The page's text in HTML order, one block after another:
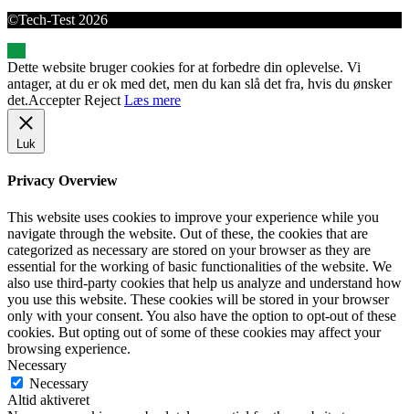
©Tech-Test 2026
Dette website bruger cookies for at forbedre din oplevelse. Vi
antager, at du er ok med det, men du kan slå det fra, hvis du ønsker
det.Accepter Reject Læs mere
Luk
Privacy Overview
This website uses cookies to improve your experience while you
navigate through the website. Out of these, the cookies that are
categorized as necessary are stored on your browser as they are
essential for the working of basic functionalities of the website. We
also use third-party cookies that help us analyze and understand how
you use this website. These cookies will be stored in your browser
only with your consent. You also have the option to opt-out of these
cookies. But opting out of some of these cookies may affect your
browsing experience.
Necessary
Necessary
Altid aktiveret